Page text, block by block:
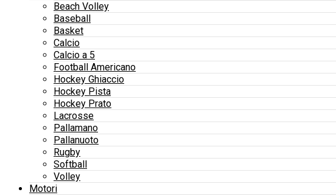
Beach Volley
Baseball
Basket
Calcio
Calcio a 5
Football Americano
Hockey Ghiaccio
Hockey Pista
Hockey Prato
Lacrosse
Pallamano
Pallanuoto
Rugby
Softball
Volley
Motori